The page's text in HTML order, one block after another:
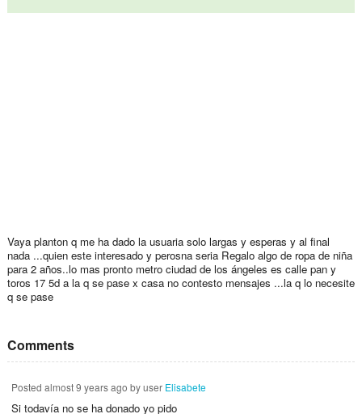
Vaya planton q me ha dado la usuaria solo largas y esperas y al final
nada ...quien este interesado y perosna seria Regalo algo de ropa de niña
para 2 años..lo mas pronto metro ciudad de los ángeles es calle pan y
toros 17 5d a la q se pase x casa no contesto mensajes ...la q lo necesite
q se pase
Comments
Posted almost 9 years ago by user Elisabete
Si todavía no se ha donado yo pido